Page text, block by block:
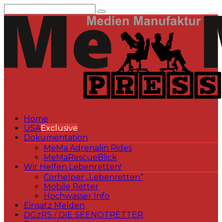
Inhalt
springen
Home
USAExclusive
Dokumentation
MeMa Adrenalin Rides
MeMaRescueBlick
Wir Helfen Lebenretten!
Corhelper „Lebenretten“
Mobile Retter
Hochwasser Info
Einsatz Melden
DGzRS / DIE SEENOTRETTER